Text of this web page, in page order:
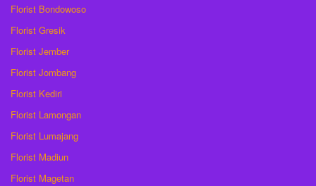
Florist Bondowoso
Florist Gresik
Florist Jember
Florist Jombang
Florist Kediri
Florist Lamongan
Florist Lumajang
Florist Madiun
Florist Magetan